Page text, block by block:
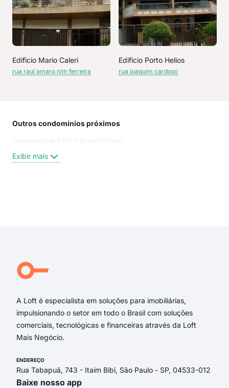
Edificio Mario Caleri
rua raul amaro nim ferreira
Edificio Porto Helios
rua joaquim cardoso
Outros condomínios próximos
Condominio do Edificio Ronald Oliveira
Exibir mais
A Loft é especialista em soluções para imobiliárias,
impulsionando o setor em todo o Brasil com soluções
comerciais, tecnológicas e financeiras através da Loft
Mais Negócio.
ENDEREÇO
Rua Tabapuã, 743 - Itaim Bibi, São Paulo - SP, 04533-012
Baixe nosso app